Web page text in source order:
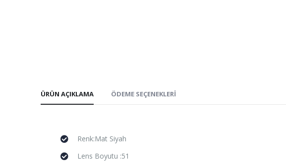
ÜRÜN AÇIKLAMA ÖDEME SEÇENEKLERI
Renk:Mat Siyah
Lens Boyutu :51